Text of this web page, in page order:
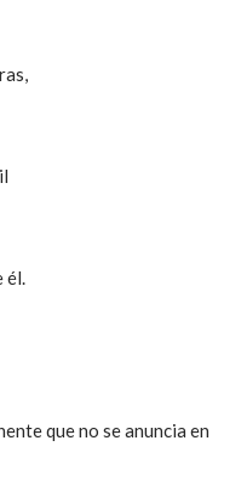
él.
que no se anuncia en